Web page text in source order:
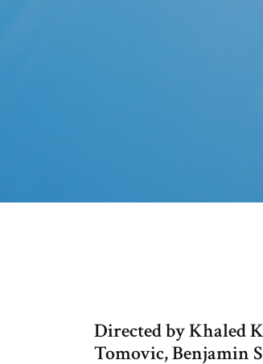
Directed by Khaled
Tomovic, Benjamin